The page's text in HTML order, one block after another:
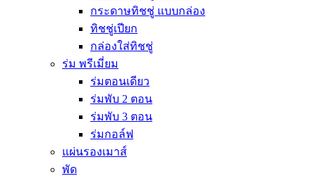
กระดาษทิชชู่ แบบกล่อง
ทิชชู่เปียก
กล่องใส่ทิชชู่
ร่ม พรีเมี่ยม
ร่มตอนเดียว
ร่มพับ 2 ตอน
ร่มพับ 3 ตอน
ร่มกอล์ฟ
แผ่นรองเมาส์
พัด